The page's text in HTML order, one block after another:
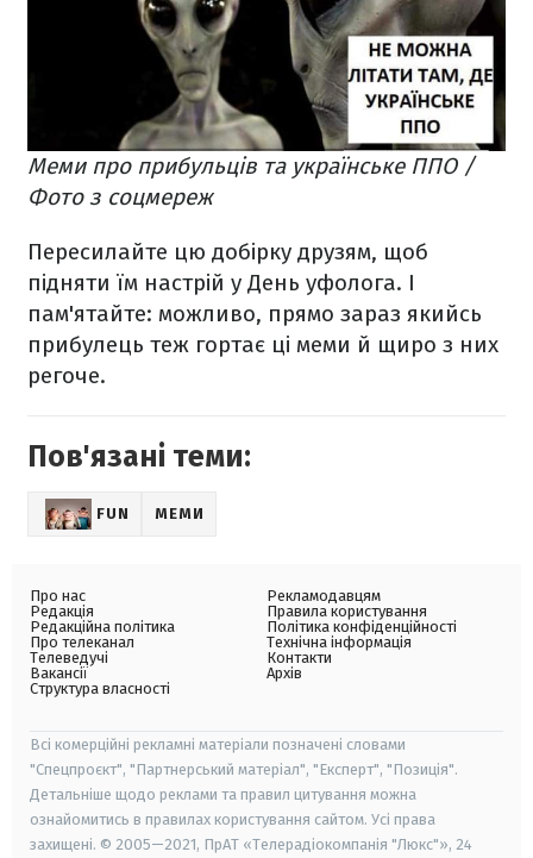
Меми про прибульців та українське ППО /
Фото з соцмереж
Пересилайте цю добірку друзям, щоб
підняти їм настрій у День уфолога. І
пам'ятайте: можливо, прямо зараз якийсь
прибулець теж гортає ці меми й щиро з них
регоче.
Пов'язані теми:
FUN МЕМИ
Про нас
Редакція
Редакційна політика
Про телеканал
Телеведучі
Вакансії
Структура власності
Рекламодавцям
Правила користування
Політика конфіденційності
Технічна інформація
Контакти
Архів
Всі комерційні рекламні матеріали позначені словами
"Спецпроєкт", "Партнерський матеріал", "Експерт", "Позиція".
Детальніше щодо реклами та правил цитування можна
ознайомитись в правилах користування сайтом. Усі права
захищені. © 2005—2021, ПрАТ «Телерадіокомпанія "Люкс"», 24